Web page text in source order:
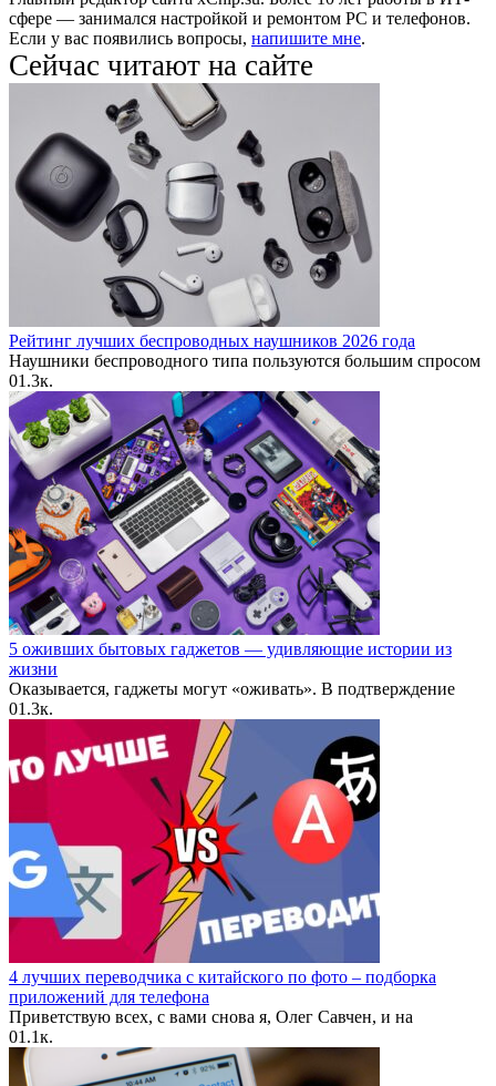
сфере — занимался настройкой и ремонтом PC и телефонов.
Если у вас появились вопросы, напишите мне.
Сейчас читают на сайте
Рейтинг лучших беспроводных наушников 2026 года
Наушники беспроводного типа пользуются большим спросом
01.3к.
5 оживших бытовых гаджетов — удивляющие истории из
жизни
Оказывается, гаджеты могут «оживать». В подтверждение
01.3к.
4 лучших переводчика с китайского по фото – подборка
приложений для телефона
Приветствую всех, с вами снова я, Олег Савчен, и на
01.1к.